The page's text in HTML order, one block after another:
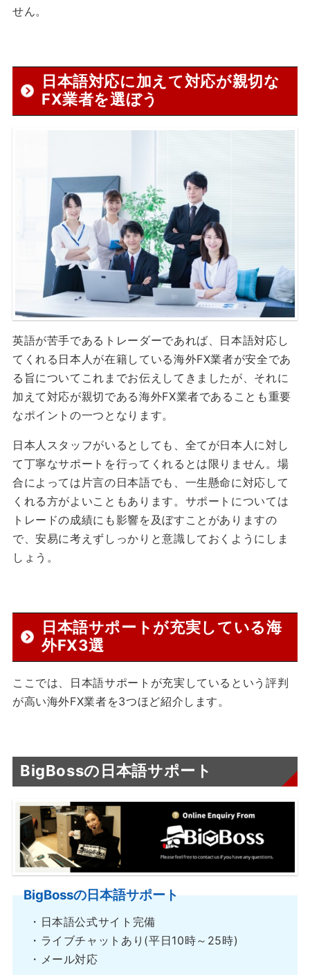
せん。
日本語対応に加えて対応が親切な
FX業者を選ぼう
英語が苦手であるトレーダーであれば、日本語対応し
てくれる日本人が在籍している海外FX業者が安全であ
る旨についてこれまでお伝えしてきましたが、それに
加えて対応が親切である海外FX業者であることも重要
なポイントの一つとなります。
日本人スタッフがいるとしても、全てが日本人に対し
て丁寧なサポートを行ってくれるとは限りません。場
合によっては片言の日本語でも、一生懸命に対応して
くれる方がよいこともあります。サポートについては
トレードの成績にも影響を及ぼすことがありますの
で、安易に考えずしっかりと意識しておくようにしま
しょう。
日本語サポートが充実している海
外FX3選
ここでは、日本語サポートが充実しているという評判
が高い海外FX業者を3つほど紹介します。
BigBossの日本語サポート
BigBossの日本語サポート
・日本語公式サイト完備
・ライブチャットあり(平日10時～25時)
・メール対応